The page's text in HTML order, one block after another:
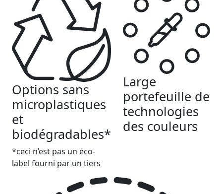
Options sans
microplastiques
et
biodégradables*
*ceci n’est pas un éco-
label fourni par un tiers
Large
portefeuille de
technologies
des couleurs